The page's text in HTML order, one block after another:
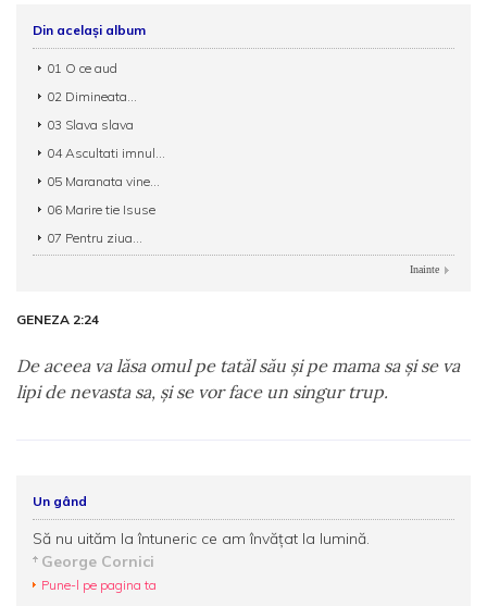
Din același album
01 O ce aud
02 Dimineata...
03 Slava slava
04 Ascultati imnul...
05 Maranata vine...
06 Marire tie Isuse
07 Pentru ziua...
Inainte
GENEZA 2:24
De aceea va lăsa omul pe tatăl său şi pe mama sa şi se va
lipi de nevasta sa, şi se vor face un singur trup.
Un gând
Să nu uităm la întuneric ce am învățat la lumină.
George Cornici
Pune-l pe pagina ta